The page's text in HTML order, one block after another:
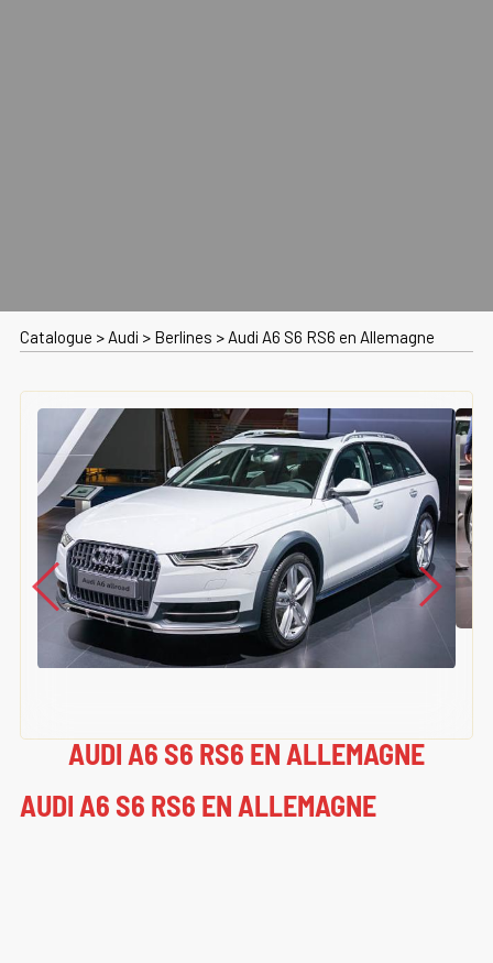
Catalogue > Audi > Berlines > Audi A6 S6 RS6 en Allemagne
AUDI A6 S6 RS6 EN ALLEMAGNE
AUDI A6 S6 RS6 EN ALLEMAGNE